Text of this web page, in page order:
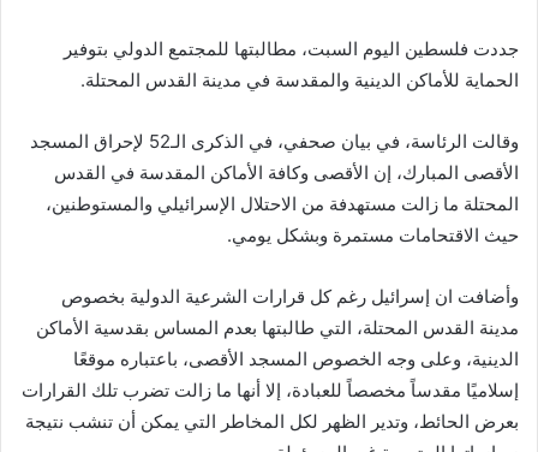
جددت فلسطين اليوم السبت، مطالبتها للمجتمع الدولي بتوفير
الحماية للأماكن الدينية والمقدسة في مدينة القدس المحتلة.
وقالت الرئاسة، في بيان صحفي، في الذكرى الـ52 لإحراق المسجد
الأقصى المبارك، إن الأقصى وكافة الأماكن المقدسة في القدس
المحتلة ما زالت مستهدفة من الاحتلال الإسرائيلي والمستوطنين،
حيث الاقتحامات مستمرة وبشكل يومي.
وأضافت ان إسرائيل رغم كل قرارات الشرعية الدولية بخصوص
مدينة القدس المحتلة، التي طالبتها بعدم المساس بقدسية الأماكن
الدينية، وعلى وجه الخصوص المسجد الأقصى، باعتباره موقعًا
إسلاميًا مقدساً مخصصاً للعبادة، إلا أنها ما زالت تضرب تلك القرارات
بعرض الحائط، وتدير الظهر لكل المخاطر التي يمكن أن تنشب نتيجة